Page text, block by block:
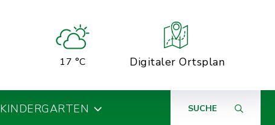
17 °C Digitaler Ortsplan
KINDERGARTEN SUCHE